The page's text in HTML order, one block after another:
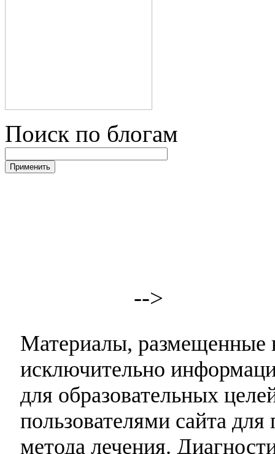
Поиск по блогам
-->
Материалы, размещенные
исключительно
для образовательных
пользователями сайта
метода лечения.